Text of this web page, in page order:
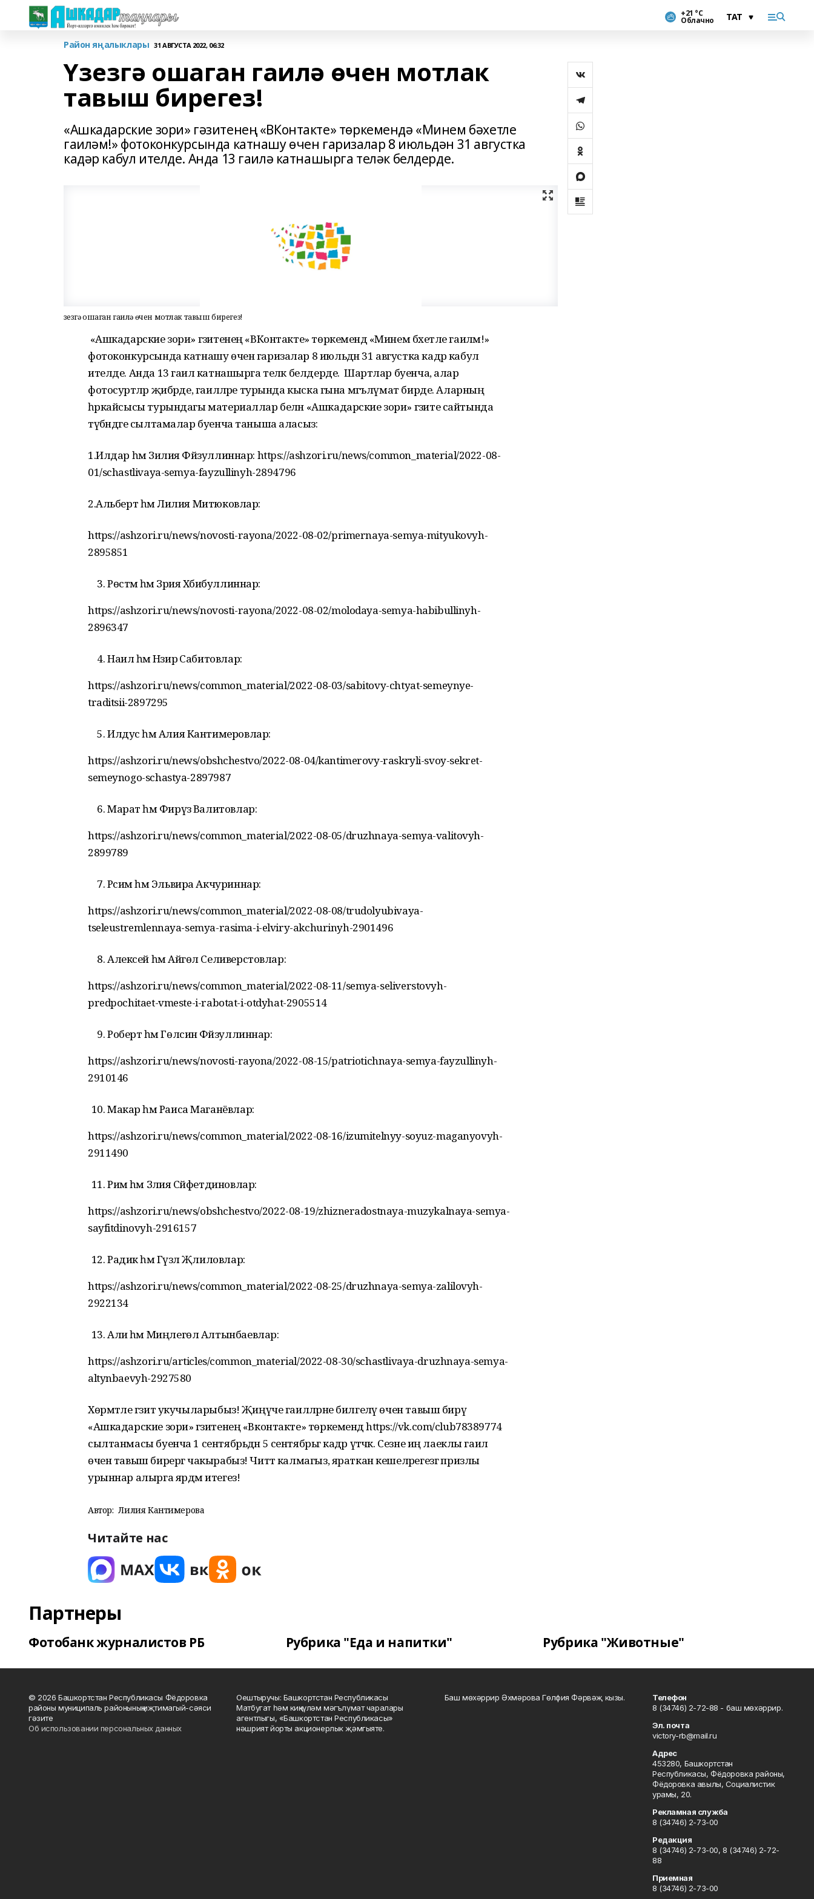
+21 °С
Облачно
Район яңалыклары 31 АВГУСТА 2022, 06:32
Үзезгә ошаган гаилә өчен мотлак
тавыш бирегез!
«Ашкадарские зори» гәзитенең «ВКонтакте» төркемендә «Минем бәхетле
гаиләм!» фотоконкурсында катнашу өчен гаризалар 8 июльдән 31 августка
кадәр кабул ителде. Анда 13 гаилә катнашырга теләк белдерде.
Үзезгә ошаган гаилә өчен мотлак тавыш бирегез!
«Ашкадарские зори» гәзитенең «ВКонтакте» төркемендә «Минем бәхетле гаиләм!»
фотоконкурсында катнашу өчен гаризалар 8 июльдән 31 августка кадәр кабул
ителде. Анда 13 гаилә катнашырга теләк белдерде. Шартлар буенча, алар
фотосурәтләр җибәрде, гаиләләре турында кыска гына мәгълүмат бирде. Аларның
һәркайсысы турындагы материаллар белән «Ашкадарские зори» гәзите сайтында
түбәндәге сылтамалар буенча таныша аласыз:
1.Илдар һәм Зилия Фәйзуллиннар: https://ashzori.ru/news/common_material/2022-08-
01/schastlivaya-semya-fayzullinyh-2894796
2.Альберт һәм Лилия Митюковлар:
https://ashzori.ru/news/novosti-rayona/2022-08-02/primernaya-semya-mityukovyh-
2895851
Рөстәм һәм Зәрия Хәбибуллиннар:
https://ashzori.ru/news/novosti-rayona/2022-08-02/molodaya-semya-habibullinyh-
2896347
Наил һәм Нәзирә Сабитовлар:
https://ashzori.ru/news/common_material/2022-08-03/sabitovy-chtyat-semeynye-
traditsii-2897295
Илдус һәм Алия Кантимеровлар:
https://ashzori.ru/news/obshchestvo/2022-08-04/kantimerovy-raskryli-svoy-sekret-
semeynogo-schastya-2897987
Марат һәм Фирүзә Валитовлар:
https://ashzori.ru/news/common_material/2022-08-05/druzhnaya-semya-valitovyh-
2899789
Рәсим һәм Эльвира Акчуриннар:
https://ashzori.ru/news/common_material/2022-08-08/trudolyubivaya-
tseleustremlennaya-semya-rasima-i-elviry-akchurinyh-2901496
Алексей һәм Айгөл Селиверстовлар:
https://ashzori.ru/news/common_material/2022-08-11/semya-seliverstovyh-
predpochitaet-vmeste-i-rabotat-i-otdyhat-2905514
Роберт һәм Гөлсинә Фәйзуллиннар:
https://ashzori.ru/news/novosti-rayona/2022-08-15/patriotichnaya-semya-fayzullinyh-
2910146
Макар һәм Раиса Маганёвлар:
https://ashzori.ru/news/common_material/2022-08-16/izumitelnyy-soyuz-maganyovyh-
2911490
Рим һәм Зәлия Сәйфетдиновлар:
https://ashzori.ru/news/obshchestvo/2022-08-19/zhizneradostnaya-muzykalnaya-semya-
sayfitdinovyh-2916157
Радик һәм Гүзәл Җәлиловлар:
https://ashzori.ru/news/common_material/2022-08-25/druzhnaya-semya-zalilovyh-
2922134
Али һәм Миңлегөл Алтынбаевлар:
https://ashzori.ru/articles/common_material/2022-08-30/schastlivaya-druzhnaya-semya-
altynbaevyh-2927580
Хөрмәтле гәзит укучыларыбыз! Җиңүче гаиләләрне билгеләү өчен тавыш бирү
«Ашкадарские зори» гәзитенең «Вконтакте» төркемендә https://vk.com/club78389774
сылтанмасы буенча 1 сентябрьдән 5 сентябрьгә кадәр үтәчәк. Сезне иң лаеклы гаилә
өчен тавыш бирергә чакырабыз! Читтә калмагыз, яраткан кешеләрегезгә призлы
урыннар алырга ярдәм итегез!
Автор: Лилия Кантимерова
Читайте нас
Партнеры
Фотобанк журналистов РБ Рубрика "Еда и напитки" Рубрика "Животные"
© 2026 Башкортстан Республикасы Фёдоровка
районы муниципаль районының иҗтимагый-сәяси
гәзите
Об использовании персональных данных
Оештыручы: Башкортстан Республикасы
Матбугат һәм киңкүләм мәгълүмат чаралары
агентлыгы, «Башкортстан Республикасы»
нәшрият йорты акционерлык җәмгыяте.
Баш мөхәррир Әхмәрова Гөлфия Фәрвәҗ кызы.
Телефон
8 (34746) 2-72-88 - баш мөхәррир.
Эл. почта
victory-rb@mail.ru
Адрес
453280, Башкортстан
Республикасы, Фёдоровка районы,
Фёдоровка авылы, Социалистик
урамы, 20.
Рекламная служба
8 (34746) 2-73-00
Редакция
8 (34746) 2-73-00, 8 (34746) 2-72-
88
Приемная
8 (34746) 2-73-00